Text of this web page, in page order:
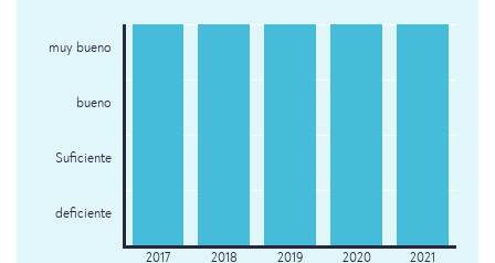
muy bueno
bueno
Suficiente
deficiente